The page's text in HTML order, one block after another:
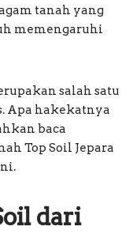
tanah yang
memengaruhi
salah satu
Apa hakekatnya
baca
Top Soil Jepara
dari